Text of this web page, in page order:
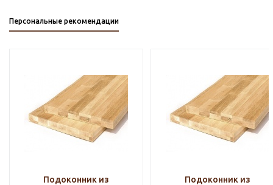
Персональные рекомендации
Подоконник из
Подоконник из